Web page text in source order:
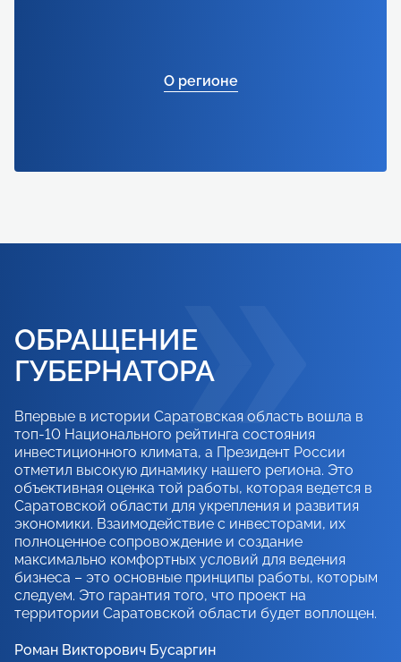
О регионе
ОБРАЩЕНИЕ
ГУБЕРНАТОРА
Впервые в истории Саратовская область вошла в
топ-10 Национального рейтинга состояния
инвестиционного климата, а Президент России
отметил высокую динамику нашего региона. Это
объективная оценка той работы, которая ведется в
Саратовской области для укрепления и развития
экономики. Взаимодействие с инвесторами, их
полноценное сопровождение и создание
максимально комфортных условий для ведения
бизнеса – это основные принципы работы, которым
следуем. Это гарантия того, что проект на
территории Саратовской области будет воплощен.
Роман Викторович Бусаргин